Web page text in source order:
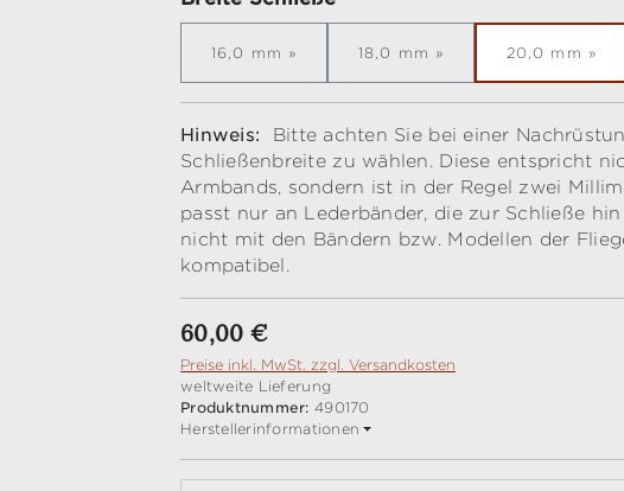
16,0 mm 18,0 mm 20,0 mm
Hinweis:
Bitte achten Sie bei einer
Schließenbreite zu wählen. Diese entspricht
Armbands, sondern ist in der Regel zwei
passt nur an Lederbänder, die zur Schließe
nicht mit den Bändern bzw. Modellen der
kompatibel.
Regulärer Preis:
60,00 €
Preise inkl. MwSt. zzgl. Versandkosten
weltweite Lieferung
Produktnummer:490170
Herstellerinformationen